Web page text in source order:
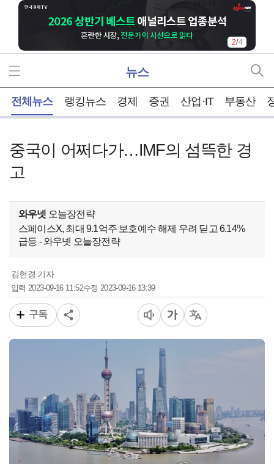
2/4
뉴스
전체뉴스 랭킹뉴스 경제 증권 산업·IT 부동산
중국이 어쩌다가…IMF의 섬뜩한 경
고
와우넷 오늘장전략
스페이스X, 최대 9.1억주 보호예수 해제 우려 딛고 6.14%
급등 - 와우넷 오늘장전략
김현경 기자
입력 2023-09-16 11:52수정 2023-09-16 13:39
구독